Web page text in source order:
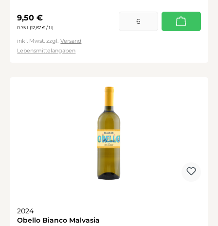
Regulärer Preis:
9,50 €
0.75 l (12,67 € / 1 l)
inkl. Mwst. zzgl. Versand
Lebensmittelangaben
2024
Obello Bianco Malvasia